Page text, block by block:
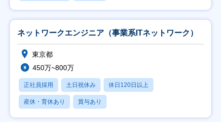
ネットワークエンジニア（事業系ITネットワーク）
東京都
450万~800万
正社員採用 土日祝休み 休日120日以上
産休・育休あり 賞与あり